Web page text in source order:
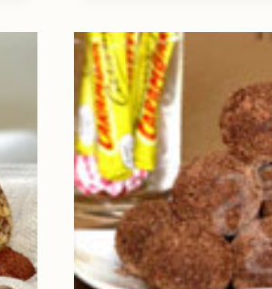
NUTELLA
TRUFFES
NOËL
V4